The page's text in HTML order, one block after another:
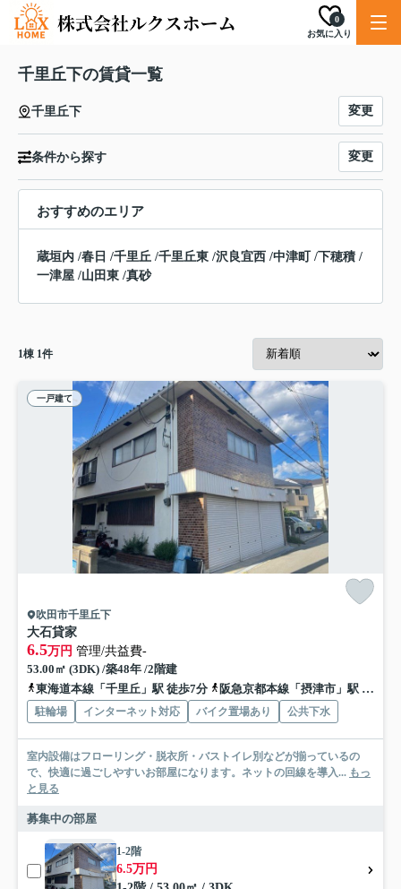
お気に入り
0
千里丘下の賃貸一覧
千里丘下 変更
条件から探す 変更
おすすめのエリア
蔵垣内 /春日 /千里丘 /千里丘東 /沢良宜西 /中津町 /下穂積 /
一津屋 /山田東 /真砂
1棟 1件
一戸建て
吹田市千里丘下
大石貸家
6.5万円 管理/共益費-
53.00㎡ (3DK) /築48年 /2階建
東海道本線「千里丘」駅 徒歩7分
阪急京都本線「摂津市」駅 徒歩15分
駐輪場 インターネット対応 バイク置場あり 公共下水
室内設備はフローリング・脱衣所・バストイレ別などが揃っているの
で、快適に過ごしやすいお部屋になります。ネットの回線を導入... もっ
と見る
募集中の部屋
1-2階
6.5万円